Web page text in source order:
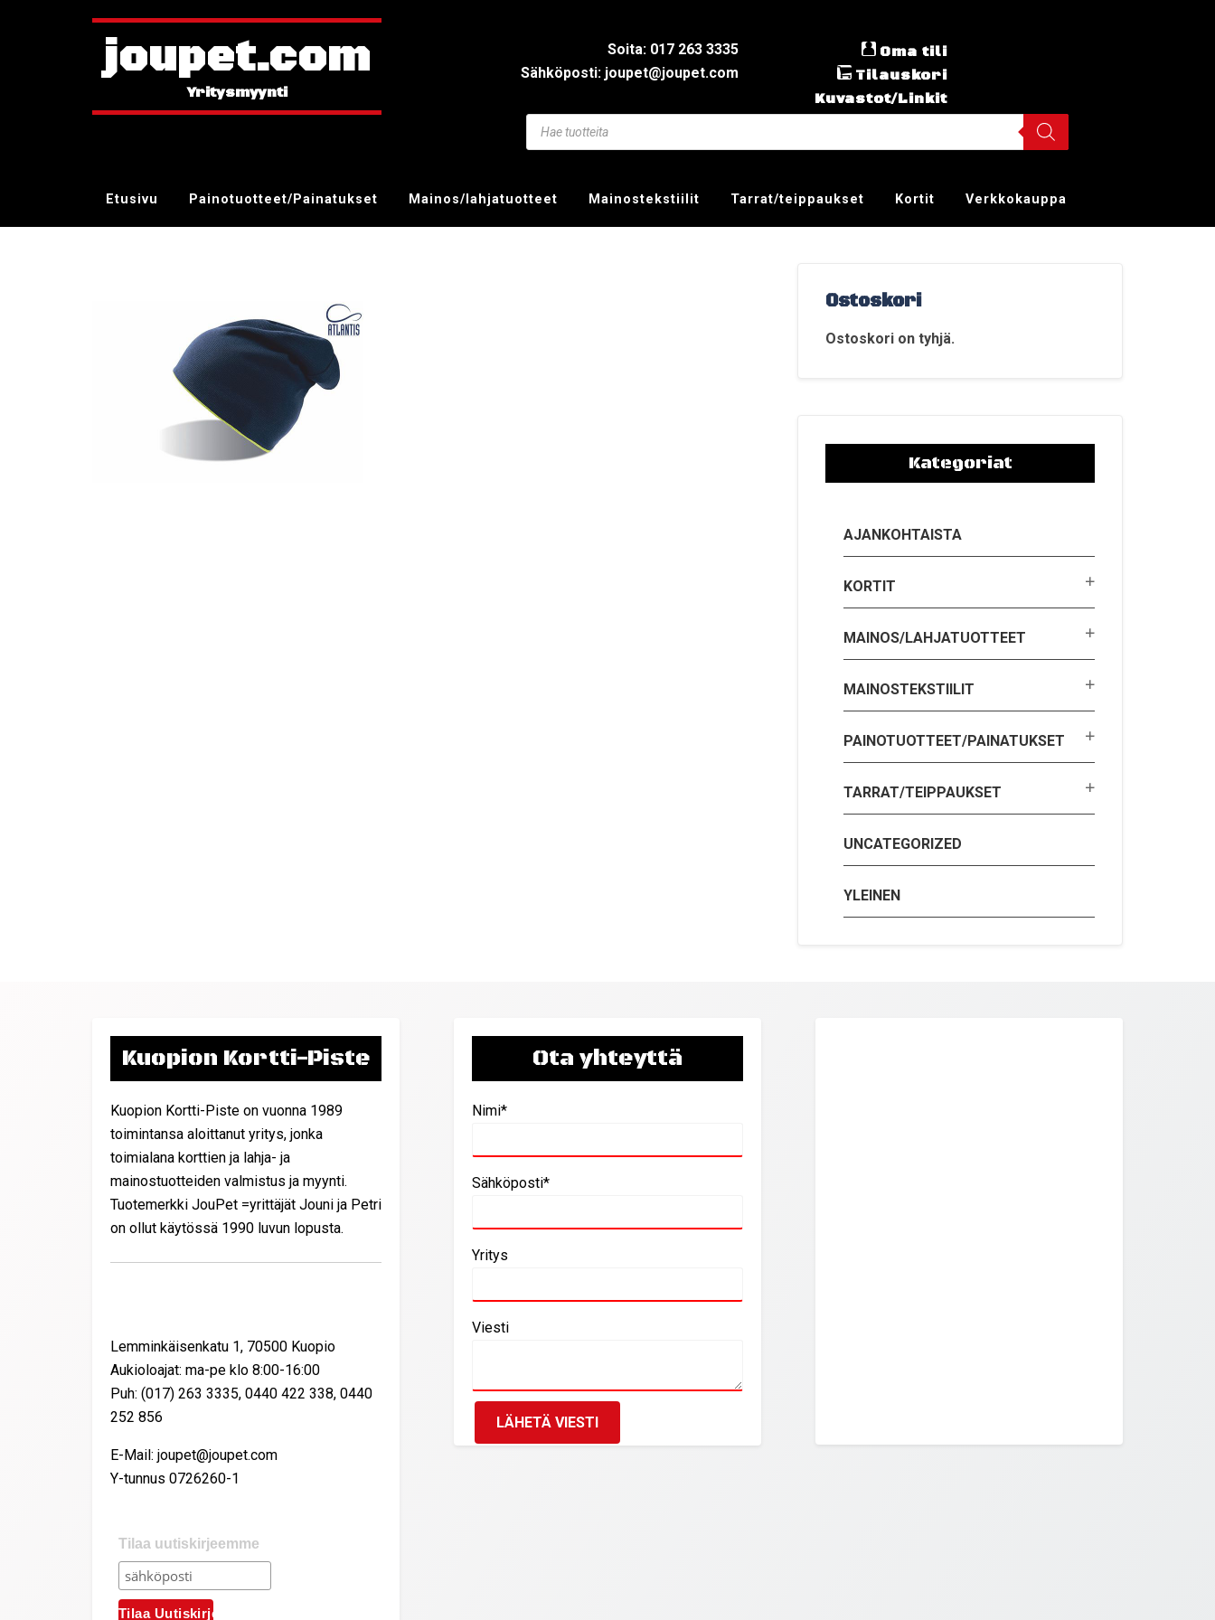
joupet.com
Soita: 017 263 3335
Sähköposti: joupet@joupet.com
Oma tili
Tilauskori
Kuvastot/Linkit
Etusivu Painotuotteet/Painatukset Mainos/lahjatuotteet Mainostekstiilit Tarrat/teippaukset Kortit Verkkokauppa
Ostoskori
Ostoskori on tyhjä.
Kategoriat
AJANKOHTAISTA
KORTIT
MAINOS/LAHJATUOTTEET
MAINOSTEKSTIILIT
PAINOTUOTTEET/PAINATUKSET
TARRAT/TEIPPAUKSET
UNCATEGORIZED
YLEINEN
Kuopion Kortti-Piste
Kuopion Kortti-Piste on vuonna 1989
toimintansa aloittanut yritys, jonka
toimialana korttien ja lahja- ja
mainostuotteiden valmistus ja myynti.
Tuotemerkki JouPet =yrittäjät Jouni ja Petri
on ollut käytössä 1990 luvun lopusta.
Lemminkäisenkatu 1, 70500 Kuopio
Aukioloajat: ma-pe klo 8:00-16:00
Puh: (017) 263 3335, 0440 422 338, 0440
252 856
E-Mail: joupet@joupet.com
Y-tunnus 0726260-1
Tilaa uutiskirjeemme
Ota yhteyttä
Nimi*
Sähköposti*
Yritys
Viesti